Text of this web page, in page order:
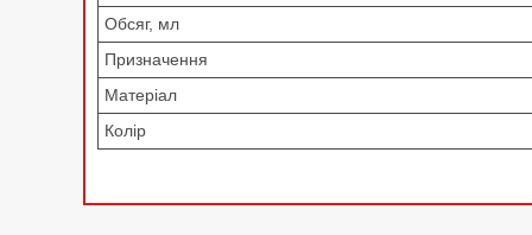
Обсяг, мл
Призначення
Матеріал
Колір